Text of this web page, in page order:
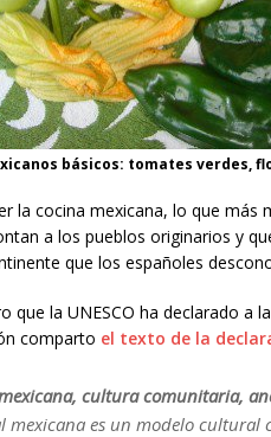
básicos: tomates verdes,
la cocina mexicana, lo que
a los pueblos originarios y
que los españoles
que la UNESCO ha declarado a
comparto el texto de la
cultura comunitaria,
mexicana es un modelo cultural